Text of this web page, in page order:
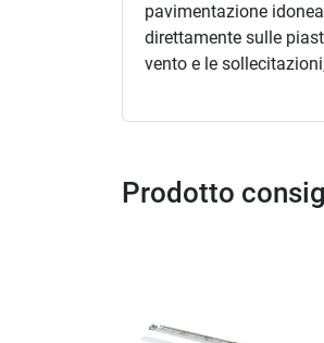
pavimentazione
direttamente sulle
vento e le
Prodotto